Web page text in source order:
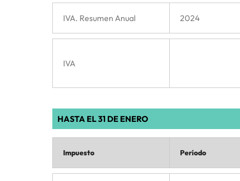
IVA. Resumen Anual 2024
IVA
HASTA EL 31 DE ENERO
Impuesto Período